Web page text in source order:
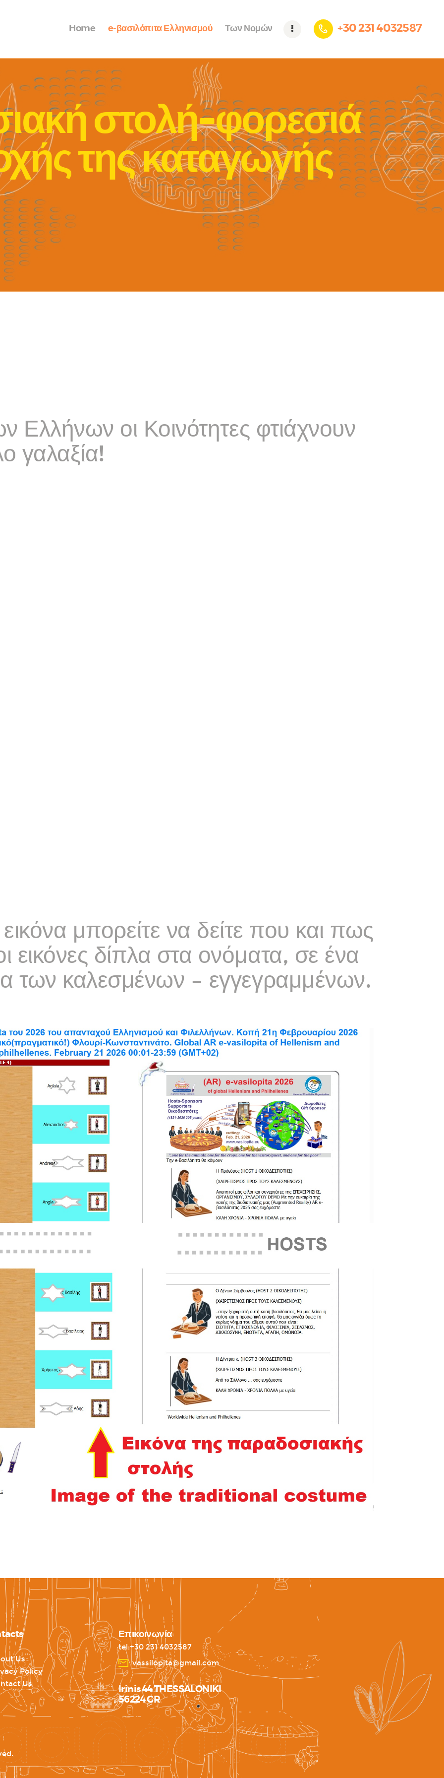
Home e-βασιλόπιτα Ελληνισμού Των Νομών +30 231 4032587
στολή-φορεσιά
της καταγωγής
Ελλήνων οι Κοινότητες φτιάχνουν
γαλαξία!
μπορείτε να δείτε που και πως
εικόνες δίπλα στα ονόματα, σε ένα
των καλεσμένων – εγγεγραμμένων.
Us
Policy
Us
Επικοινωνία
tel:+30 231 4032587
vassilopita@gmail.com
Irinis 44 THESSALONIKI
56224 GR